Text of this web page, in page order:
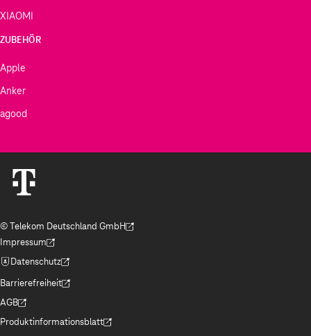
XIAOMI
ZUBEHÖR
Apple
Anker
agood
© Telekom Deutschland GmbH
(Der Link wird in einem neuen Tab geöffnet)
Impressum
(Der Link wird in einem neuen Tab geöffnet)
Datenschutz
(Der Link wird in einem neuen Tab geöffnet)
Barrierefreiheit
(Der Link wird in einem neuen Tab geöffnet)
AGB
(Der Link wird in einem neuen Tab geöffnet)
Produktinformationsblatt
(Der Link wird in einem neuen Tab geöffnet)